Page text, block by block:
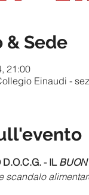
& Sede
21:00
Einaudi -
D.O.C.G. - IL BUON
scandalo